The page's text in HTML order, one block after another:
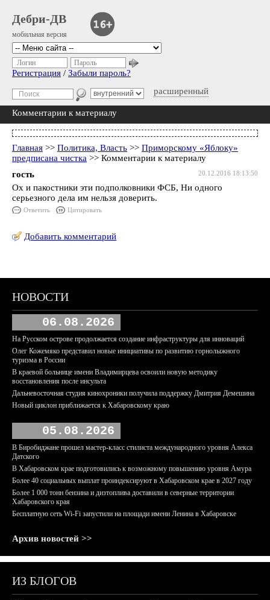
Дебри-ДВ
мобильная версия
расширенный
Логин Пароль
Регистрация / Забыли пароль?
Комментарии к материалу
Главная >> Политика, Власть >> Приморскому «Яблоку»
предписана чистка >> Комментарии к материалу
20.12.2016 18:13:50
гость
Ох и пакостники эти подполковники ФСБ, Ни одного
серьезного дела им нельзя доверить.
Ответить Цитировать
Добавить комментарий
НОВОСТИ
06.08.2026
На Русском острове продолжается создание инфраструктуры для инноваций
Олег Кожемяко представил новые инициативы по развитию горнолыжного
туризма в России
В краевой больнице имени Владимирцева освоили новую методику
восстановления после инсульта
Дальневосточная студия кинохроники получила поддержку Дмитрия Демешина
Новый циклон приближается к Хабаровскому краю
05.08.2026
В Биробиджане прошел мастер-класс стилиста международного уровня Алекса
Датского
В Хабаровском крае подготовились к возможному повышению уровня Амура
Более 40 социальных выплат проиндексируют в Хабаровском крае в 2027 году
Более 1 000 тонн бензина и дизтоплива доставили в северные территории
Хабаровского края
Бесплатную сеть Wi-Fi запустили на площади имени Ленина в Хабаровске
Архив новостей >>
ИЗ БЛОГОВ